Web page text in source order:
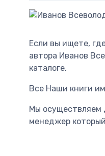
Если вы ищете,
автора Иванов
каталоге.
Все Наши книги
Мы осуществляем
менеджер